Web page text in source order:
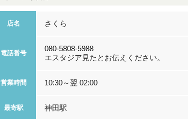
店名 さくら
電話番号
080-5808-5988
エスタジア見たとお伝えください。
営業時間 10:30～翌 02:00
最寄駅 神田駅